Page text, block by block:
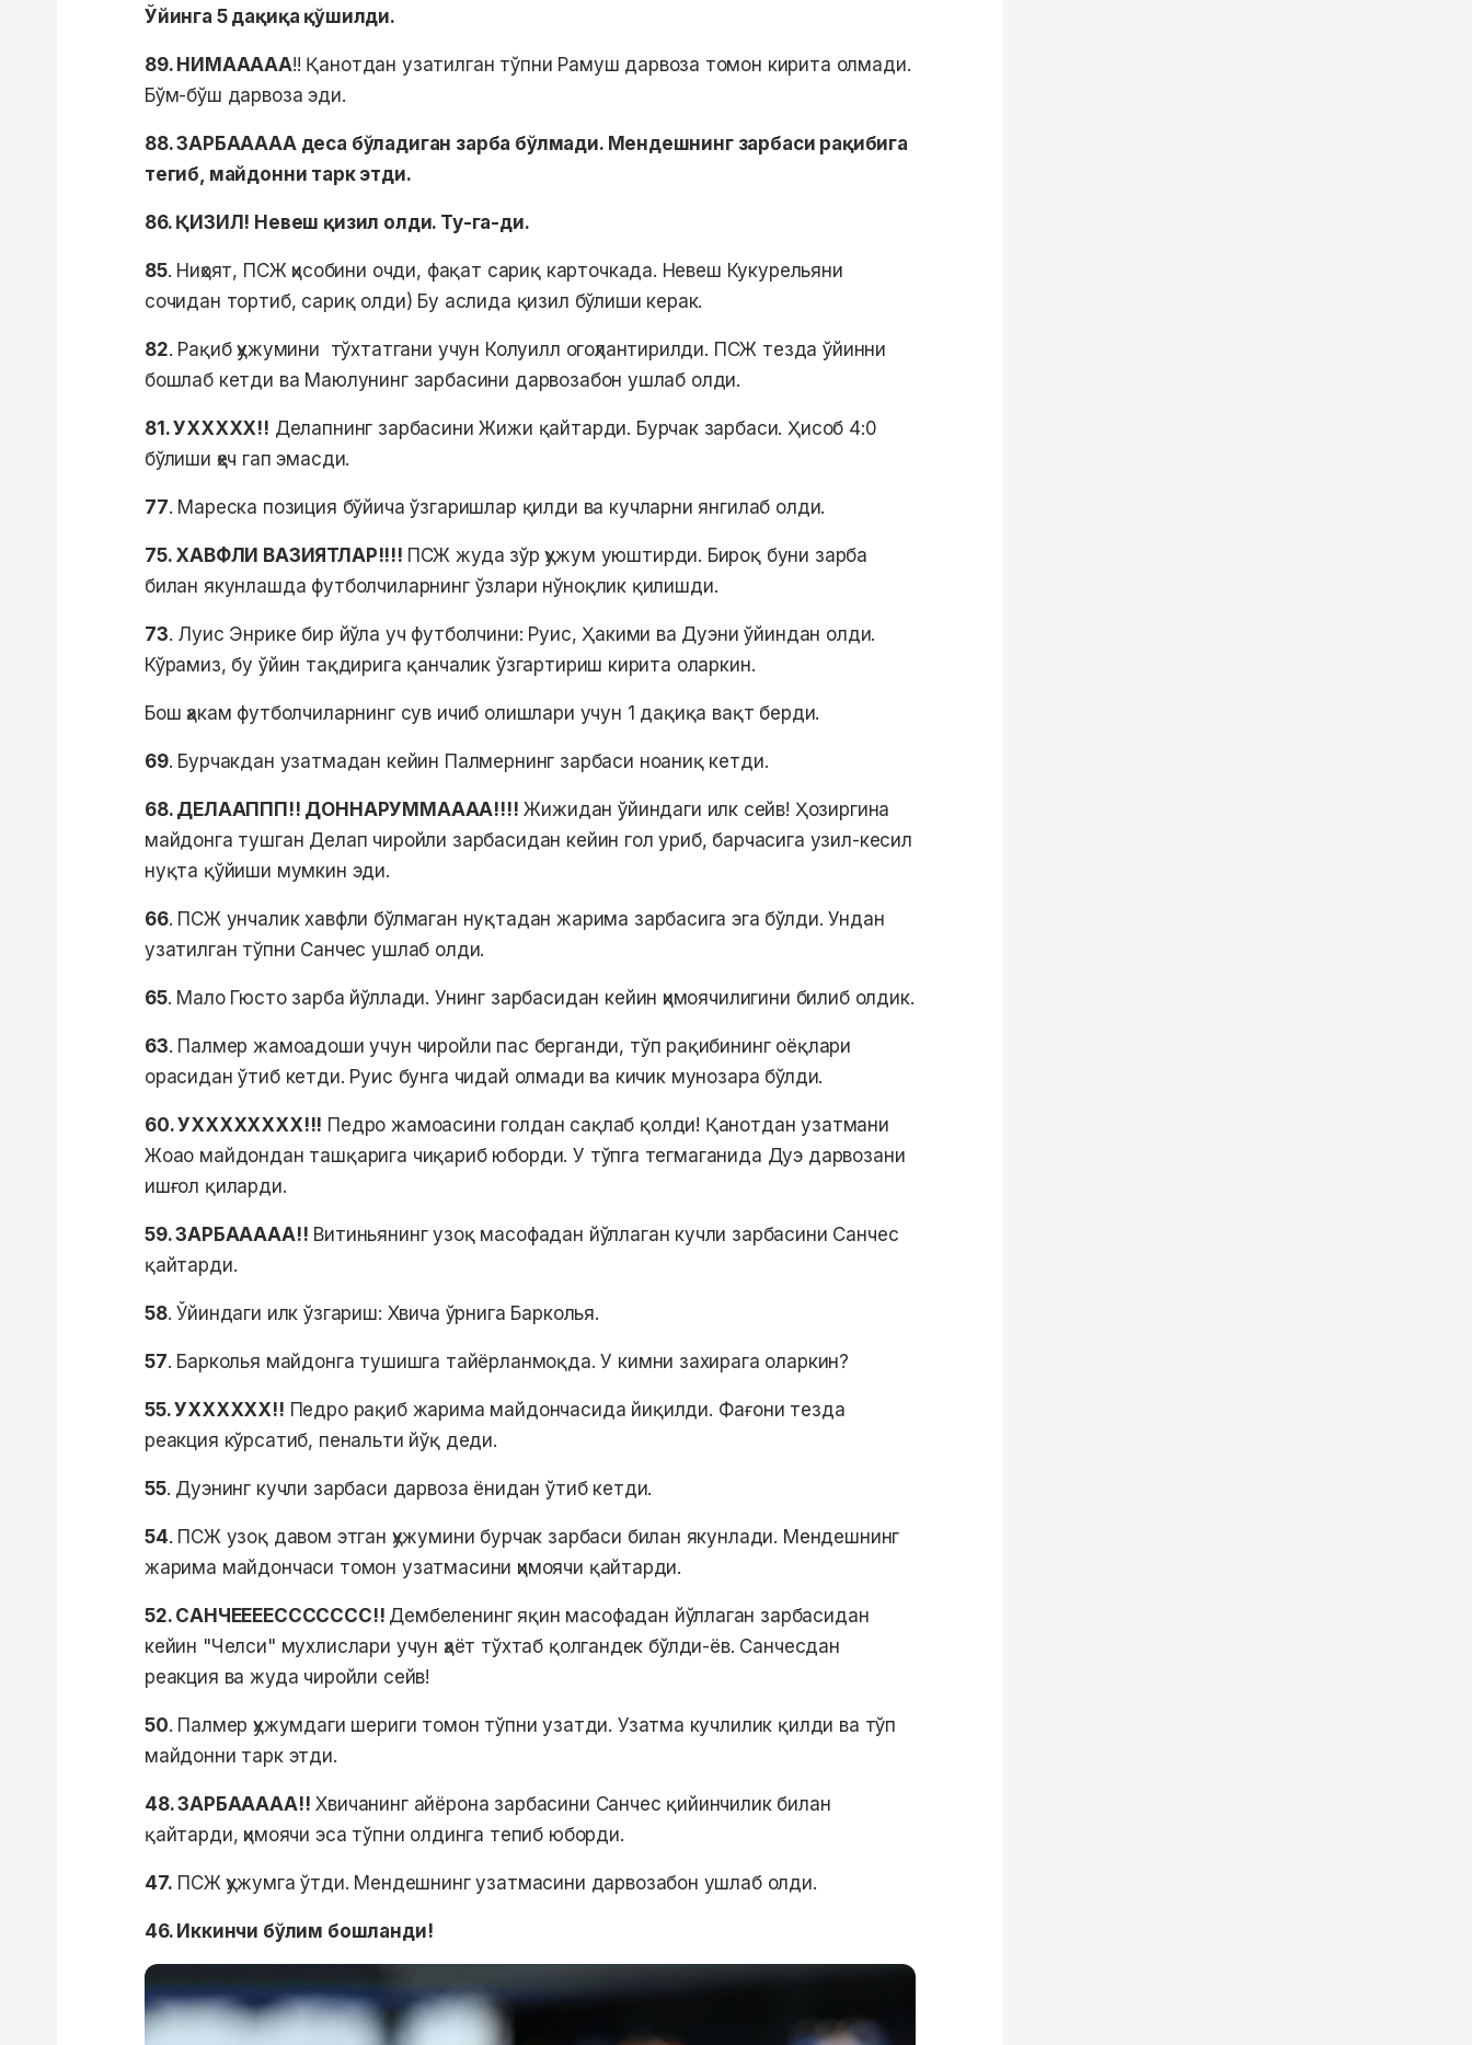
Ўйинга 5 дақиқа қўшилди.
89. НИМААААА!! Қанотдан узатилган тўпни Рамуш дарвоза томон кирита олмади.
Бўм-бўш дарвоза эди.
88. ЗАРБААААА деса бўладиган зарба бўлмади. Мендешнинг зарбаси рақибига
тегиб, майдонни тарк этди.
86. ҚИЗИЛ! Невеш қизил олди. Ту-га-ди.
85. Ниҳоят, ПСЖ ҳисобини очди, фақат сариқ карточкада. Невеш Кукурельяни
сочидан тортиб, сариқ олди) Бу аслида қизил бўлиши керак.
82. Рақиб ҳужумини тўхтатгани учун Колуилл огоҳлантирилди. ПСЖ тезда ўйинни
бошлаб кетди ва Маюлунинг зарбасини дарвозабон ушлаб олди.
81. УХХХХХ!! Делапнинг зарбасини Жижи қайтарди. Бурчак зарбаси. Ҳисоб 4:0
бўлиши ҳеч гап эмасди.
77. Мареска позиция бўйича ўзгаришлар қилди ва кучларни янгилаб олди.
75. ХАВФЛИ ВАЗИЯТЛАР!!!! ПСЖ жуда зўр ҳужум уюштирди. Бироқ буни зарба
билан якунлашда футболчиларнинг ўзлари нўноқлик қилишди.
73. Луис Энрике бир йўла уч футболчини: Руис, Ҳакими ва Дуэни ўйиндан олди.
Кўрамиз, бу ўйин тақдирига қанчалик ўзгартириш кирита оларкин.
Бош ҳакам футболчиларнинг сув ичиб олишлари учун 1 дақиқа вақт берди.
69. Бурчакдан узатмадан кейин Палмернинг зарбаси ноаниқ кетди.
68. ДЕЛААППП!! ДОННАРУММАААА!!!! Жижидан ўйиндаги илк сейв! Ҳозиргина
майдонга тушган Делап чиройли зарбасидан кейин гол уриб, барчасига узил-кесил
нуқта қўйиши мумкин эди.
66. ПСЖ унчалик хавфли бўлмаган нуқтадан жарима зарбасига эга бўлди. Ундан
узатилган тўпни Санчес ушлаб олди.
65. Мало Гюсто зарба йўллади. Унинг зарбасидан кейин ҳимоячилигини билиб олдик.
63. Палмер жамоадоши учун чиройли пас берганди, тўп рақибининг оёқлари
орасидан ўтиб кетди. Руис бунга чидай олмади ва кичик мунозара бўлди.
60. УХХХХХХХХ!!! Педро жамоасини голдан сақлаб қолди! Қанотдан узатмани
Жоао майдондан ташқарига чиқариб юборди. У тўпга тегмаганида Дуэ дарвозани
ишғол қиларди.
59. ЗАРБААААА!! Витиньянинг узоқ масофадан йўллаган кучли зарбасини Санчес
қайтарди.
58. Ўйиндаги илк ўзгариш: Хвича ўрнига Барколья.
57. Барколья майдонга тушишга тайёрланмоқда. У кимни захирага оларкин?
55. УХХХХХХ!! Педро рақиб жарима майдончасида йиқилди. Фағони тезда
реакция кўрсатиб, пенальти йўқ деди.
55. Дуэнинг кучли зарбаси дарвоза ёнидан ўтиб кетди.
54. ПСЖ узоқ давом этган ҳужумини бурчак зарбаси билан якунлади. Мендешнинг
жарима майдончаси томон узатмасини ҳимоячи қайтарди.
52. САНЧЕЕЕЕССССССС!! Дембеленинг яқин масофадан йўллаган зарбасидан
кейин "Челси" мухлислари учун ҳаёт тўхтаб қолгандек бўлди-ёв. Санчесдан
реакция ва жуда чиройли сейв!
50. Палмер ҳужумдаги шериги томон тўпни узатди. Узатма кучлилик қилди ва тўп
майдонни тарк этди.
48. ЗАРБААААА!! Хвичанинг айёрона зарбасини Санчес қийинчилик билан
қайтарди, ҳимоячи эса тўпни олдинга тепиб юборди.
47. ПСЖ ҳужумга ўтди. Мендешнинг узатмасини дарвозабон ушлаб олди.
46. Иккинчи бўлим бошланди!